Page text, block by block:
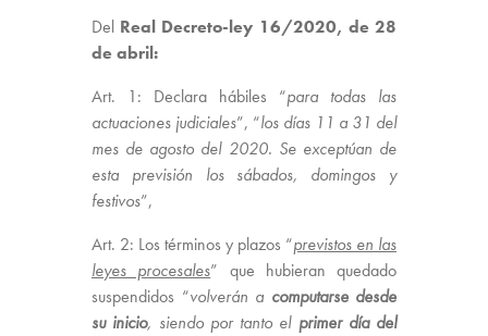
Del Real Decreto-ley 16/2020, de 28
de abril:
Art. 1: Declara hábiles “para todas las
actuaciones judiciales”, “los días 11 a 31 del
mes de agosto del 2020. Se exceptúan de
esta previsión los sábados, domingos y
festivos”,
Art. 2: Los términos y plazos “previstos en las
leyes procesales” que hubieran quedado
suspendidos “volverán a computarse desde
su inicio, siendo por tanto el primer día del